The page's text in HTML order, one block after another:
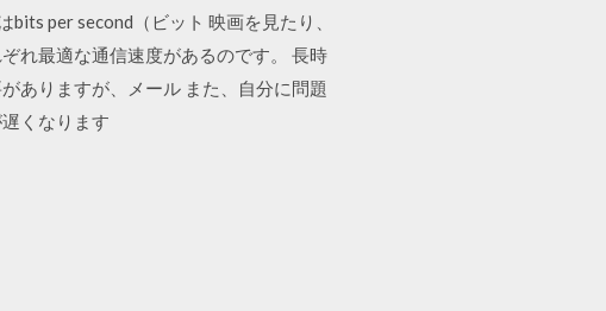
per second（ビット 映画を見たり、
れ最適な通信速度があるのです。 長時
ありますが、メール また、自分に問題
くなります